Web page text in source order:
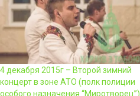
4 декабря 2015г – Второй зимний
концерт в зоне АТО (полк полиции
особого назначения “Миротворец”)